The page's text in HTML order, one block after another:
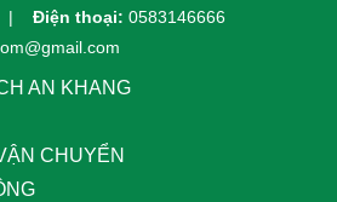
Điện thoại: 0583146666
AN KHANG
CHUYỂN